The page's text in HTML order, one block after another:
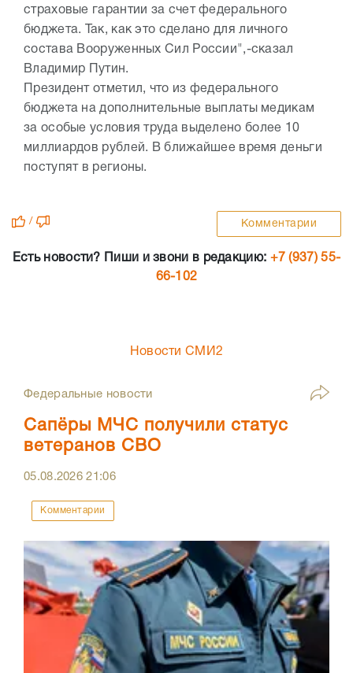
страховые гарантии за счет федерального
бюджета. Так, как это сделано для личного
состава Вооруженных Сил России",-сказал
Владимир Путин.
Президент отметил, что из федерального
бюджета на дополнительные выплаты медикам
за особые условия труда выделено более 10
миллиардов рублей. В ближайшее время деньги
поступят в регионы.
/ Комментарии
Есть новости? Пиши и звони в редакцию: +7 (937) 55-
66-102
Новости СМИ2
Федеральные новости
Сапёры МЧС получили статус
ветеранов СВО
05.08.202621:06
Комментарии